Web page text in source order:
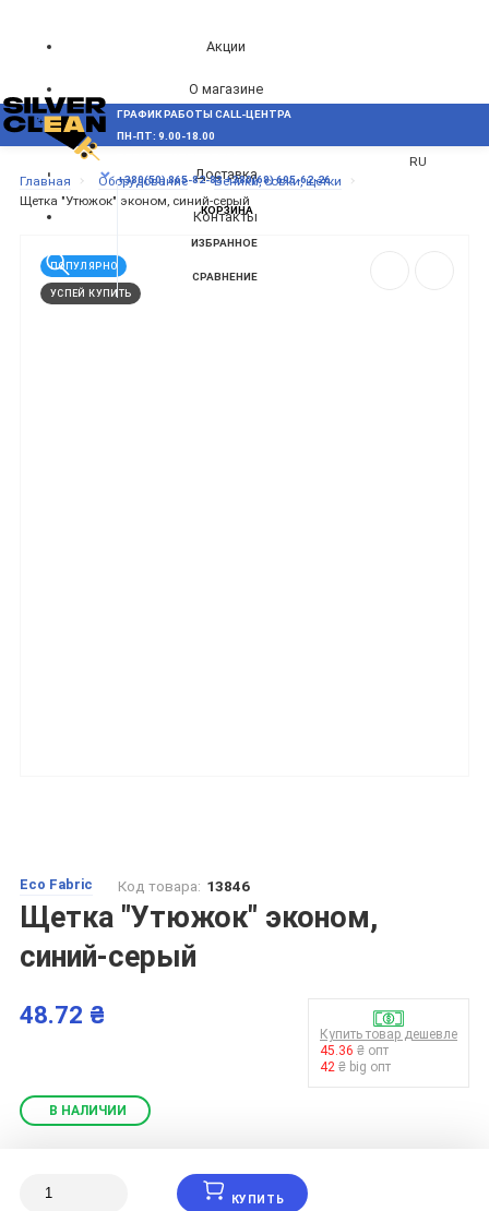
Акции
О магазине
Блог
Доставка
Контакты
RU
МЕНЮ
ГРАФИК РАБОТЫ CALL-ЦЕНТРА
ПН-ПТ: 9.00-18.00
+380(50) 865-82-83 +380(68) 695-62-26
КОРЗИНА
ИЗБРАННОЕ
СРАВНЕНИЕ
Главная Оборудование
Веники, совки, щетки
Щетка "Утюжок" эконом, синий-серый
ПОПУЛЯРНО
УСПЕЙ КУПИТЬ
Eco Fabric Код товара: 13846
Щетка "Утюжок" эконом,
синий-серый
48.72 ₴
Купить товар дешевле
45.36 ₴ опт
42 ₴ big опт
В НАЛИЧИИ
КУПИТЬ